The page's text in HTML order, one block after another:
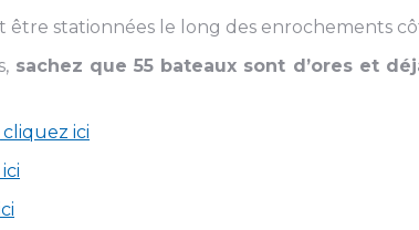
être stationnées le long des enrochements
sachez que 55 bateaux sont d’ores et
ici